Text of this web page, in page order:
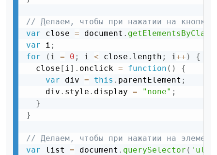
// Делаем, чтобы при нажатии на кнопку
var close = document .
var i ;
for
( i = 0 ; i < close . length ; i ++ )
{
  close
[ i ] . onclick = function ( )
{
var div = this . parentElement ;
    div
. style . display = "none" ;
}
}
// Делаем, чтобы при нажатии на
var list = document . querySelector ( 'ul'